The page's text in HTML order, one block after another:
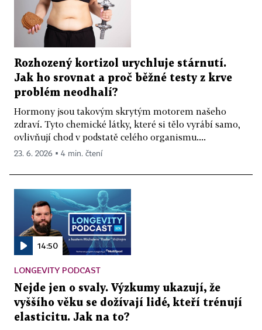
Rozhozený kortizol urychluje stárnutí.
Jak ho srovnat a proč běžné testy z krve
problém neodhalí?
Hormony jsou takovým skrytým motorem našeho
zdraví. Tyto chemické látky, které si tělo vyrábí samo,
ovlivňují chod v podstatě celého organismu....
23. 6. 2026 ▪ 4 min. čtení
14:50
LONGEVITY PODCAST
Nejde jen o svaly. Výzkumy ukazují, že
vyššího věku se dožívají lidé, kteří trénují
elasticitu. Jak na to?